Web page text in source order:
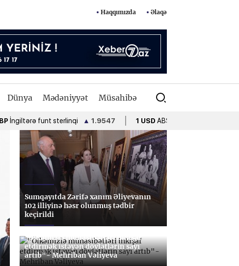
Haqqımızda Əlaqə
Dünya Mədəniyyət Müsahibə
funt sterlinqi ▲1.9547 1 USD ABŞ dolları •
Sumqayıtda Zərifə xanım Əliyevanın
102 illiyinə həsr olunmuş tədbir
keçirildi
"Ölkəmizlə münasibətləri inkişaf
etdirmək istəyən dövlətlərin sayı
artıb"- Mehriban Vəliyeva